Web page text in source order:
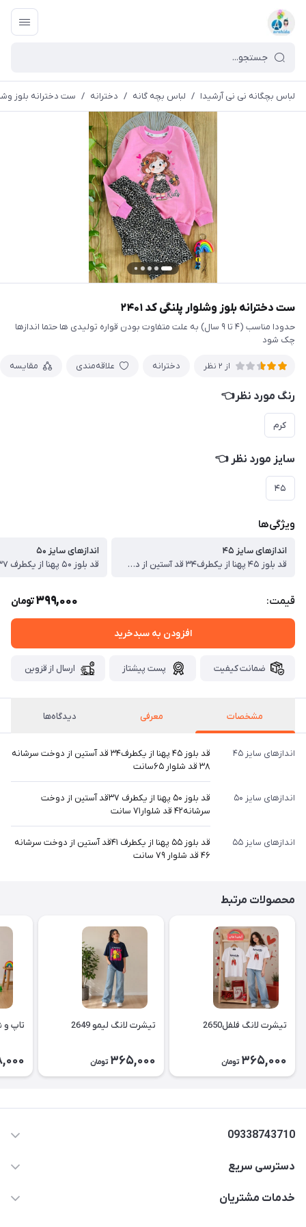
لباس بچگانه نی نی آرشیدا / لباس بچه گانه / دخترانه / ست دخترانه بلوز
ست دخترانه بلوز وشلوار پلنگی کد ۲۴۰۱
حدودا مناسب (۴ تا ۹ سال) به علت متفاوت بودن قواره تولیدی ها حتما اندازها
چک شود
از 2 نظر دخترانه علاقه‌مندی مقایسه
رنگ مورد نظر👈
کرم
سایز مورد نظر 👈
۴۵
ویژگی‌ها
اندازهای سایز ۴۵
قد بلوز ۴۵ پهنا از یکطرف۳۴ قد آستین از دوخت سرشانه ۳۸ قد شلوار ۶۵سانت
اندازهای سایز ۵۰
قیمت: 399,000تومان
افزودن به سبدخرید
ضمانت کیفیت پست پیشتاز ارسال از قزوین
مشخصات معرفی دیدگاه‌ها
اندازهای سایز ۴۵
قد بلوز ۴۵ پهنا از یکطرف۳۴ قد آستین از دوخت سرشانه
۳۸ قد شلوار ۶۵سانت
اندازهای سایز ۵۰
قد بلوز ۵۰ پهنا از یکطرف ۳۷قد آستین از دوخت
سرشانه۴۲ قد شلوار۷۱ سانت
اندازهای سایز ۵۵
قد بلوز ۵۵ پهنا از یکطرف ۴۱قد آستین از دوخت سرشانه
۴۶ قد شلوار ۷۹ سانت
محصولات مرتبط
تیشرت لانگ فلفل2650
365,000 تومان
تیشرت لانگ لیمو 2649
365,000 تومان
تاپ و
09338743710
دسترسی سریع
حساب کاربری
خدمات مشتریان